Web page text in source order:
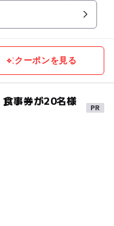
クーポンを見る
食事券が20名様